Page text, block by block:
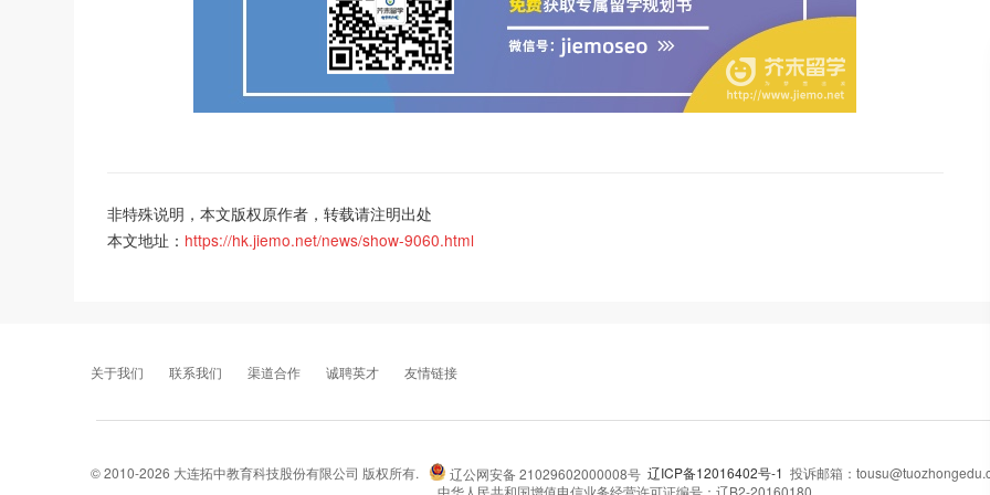
非特殊说明，本文版权原作者，转载请注明出处
本文地址： https://hk.jiemo.net/news/show-9060.html
关于我们 联系我们 渠道合作 诚聘英才 友情链接
©2010-2026 大连拓中教育科技股份有限公司 版权所有. 辽公网安备 21029602000008号 辽ICP备12016402号-1 投诉邮箱：